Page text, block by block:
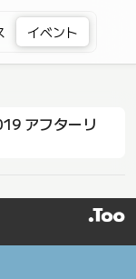
イベント
アフターリ